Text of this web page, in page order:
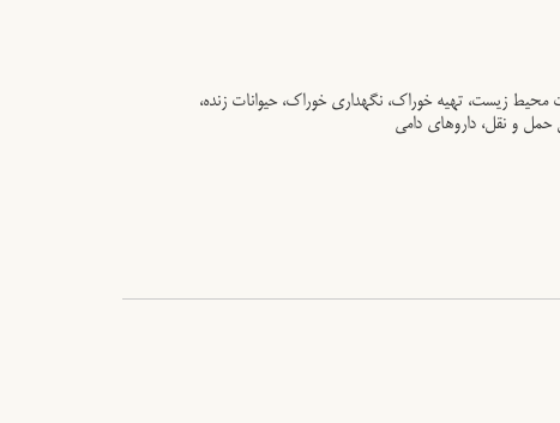
محیط زیست، تهیه خوراک، نگهداری خوراک، حیوانات زنده،
و نقل، داروهای دامی